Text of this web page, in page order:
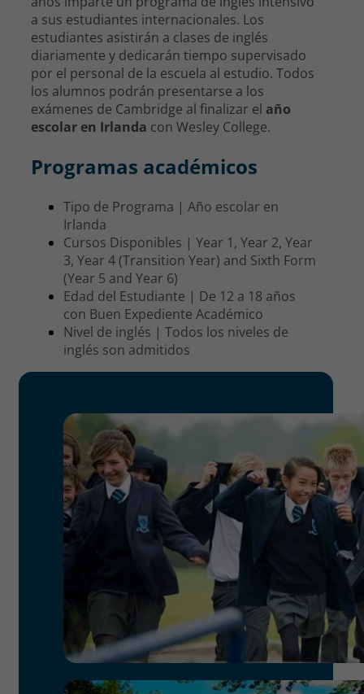
a sus estudiantes internacionales. Los
estudiantes asistirán a clases de inglés
diariamente y dedicarán tiempo supervisado
por el personal de la escuela al estudio. Todos
los alumnos podrán presentarse a los
exámenes de Cambridge al finalizar el año
escolar en Irlanda con Wesley College.
Programas académicos
Tipo de Programa | Año escolar en
Irlanda
Cursos Disponibles | Year 1, Year 2, Year
3, Year 4 (Transition Year) and Sixth Form
(Year 5 and Year 6)
Edad del Estudiante | De 12 a 18 años
con Buen Expediente Académico
Nivel de inglés | Todos los niveles de
inglés son admitidos